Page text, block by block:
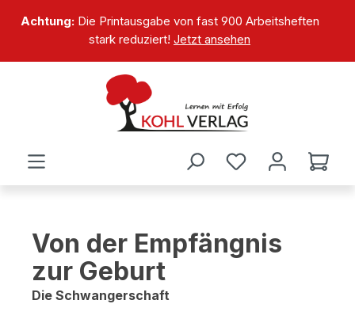
springen
Achtung:Die Printausgabe von fast 900 Arbeitsheften
stark reduziert! Jetzt ansehen
Von der Empfängnis
zur Geburt
Die Schwangerschaft